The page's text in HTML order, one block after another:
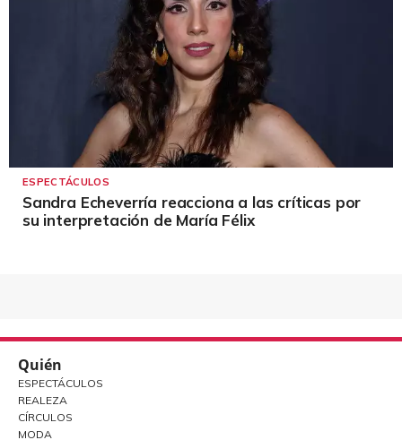
ESPECTÁCULOS
Sandra Echeverría reacciona a las críticas por
su interpretación de María Félix
Quién
ESPECTÁCULOS
REALEZA
CÍRCULOS
MODA